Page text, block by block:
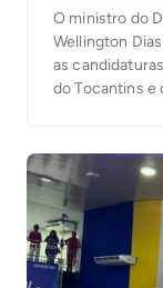
O ministro do
Wellington
as
do Tocantins e
4, em Palmas,